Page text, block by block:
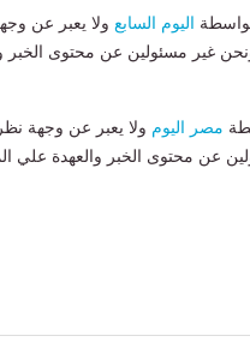
اليوم السابع ولا يعبر عن
غير مسئولين عن محتوى الخبر
مصر اليوم ولا يعبر عن وجهة نظر
عن محتوى الخبر والعهدة علي